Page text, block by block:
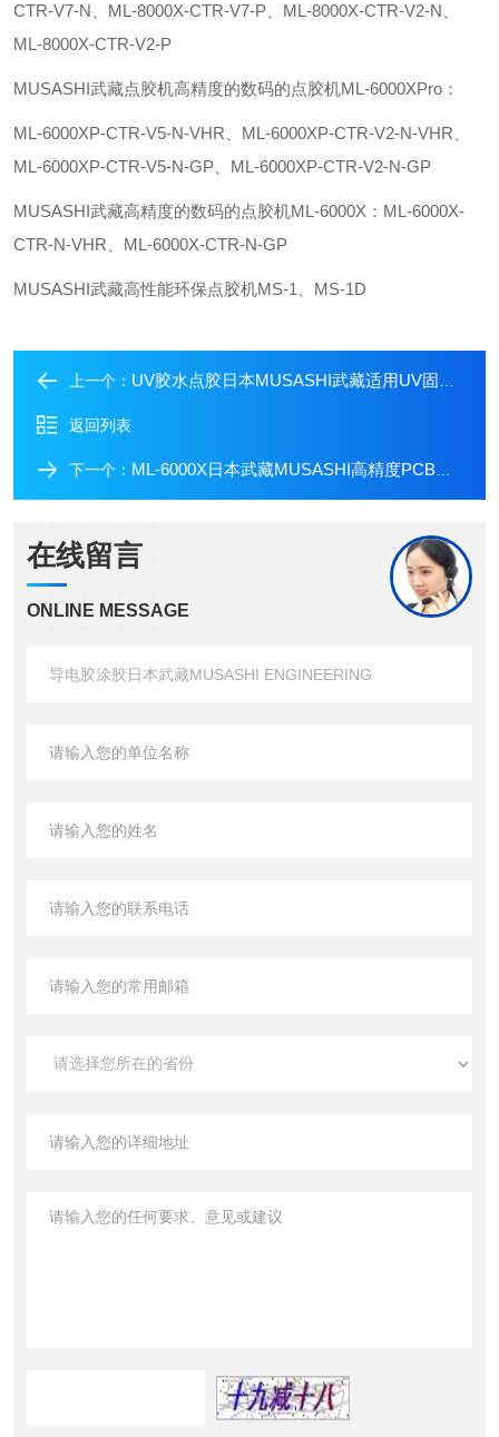
CTR-V7-N、ML-8000X-CTR-V7-P、ML-8000X-CTR-V2-N、
ML-8000X-CTR-V2-P
MUSASHI武藏点胶机高精度的数码的点胶机ML-6000XPro：
ML-6000XP-CTR-V5-N-VHR、ML-6000XP-CTR-V2-N-VHR、
ML-6000XP-CTR-V5-N-GP、ML-6000XP-CTR-V2-N-GP
MUSASHI武藏高精度的数码的点胶机ML-6000X：ML-6000X-
CTR-N-VHR、ML-6000X-CTR-N-GP
MUSASHI武藏高性能环保点胶机MS-1、MS-1D
上一个： UV胶水点胶日本MUSASHI武藏适用UV固化粘合剂精密点胶
返回列表
下一个： ML-6000X日本武藏MUSASHI高精度PCB板防尘密封涂胶
在线留言
ONLINE MESSAGE